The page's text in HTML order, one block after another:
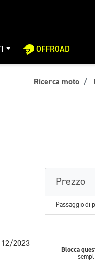
OFFROAD
Ricerca moto
12/2023
Prezzo
Passaggio di
Blocca